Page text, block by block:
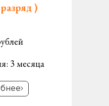
)
3 месяца